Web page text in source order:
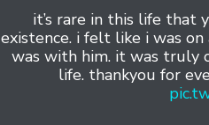
it’s rare in this life that
existence. i felt like i was
was with him. it was truly
life. thankyou for